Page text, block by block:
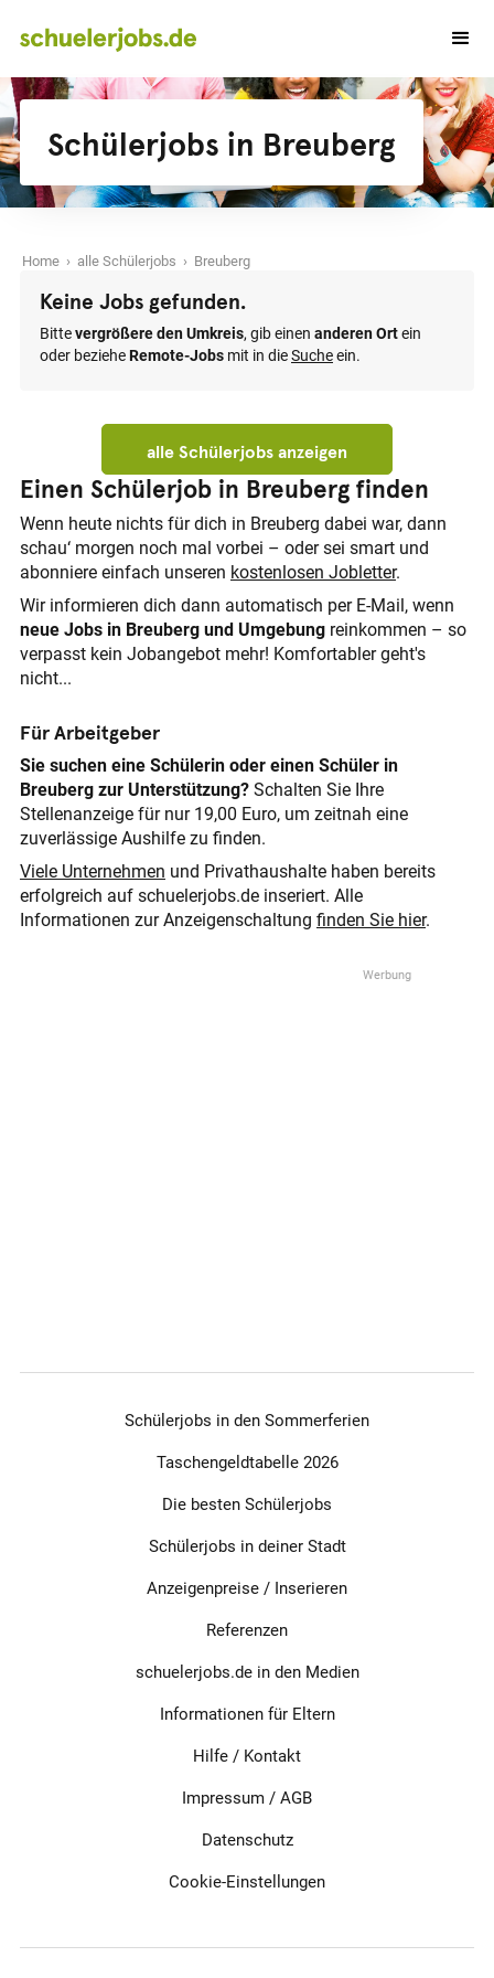
Schülerjobs in Breuberg
Home › alle Schülerjobs › Breuberg
Keine Jobs gefunden.
Bittevergrößere den Umkreis, gib einen anderen Ortein
oder bezieheRemote-Jobs mit in dieSucheein.
alle Schülerjobs anzeigen
Einen Schülerjob in Breuberg finden
Wenn heute nichts für dich in Breuberg dabei war, dann
schau‘ morgen noch mal vorbei – oder sei smart und
abonniere einfach unseren kostenlosen Jobletter.
Wir informieren dich dann automatisch per E-Mail, wenn
neue Jobs in Breuberg und Umgebung reinkommen – so
verpasst kein Jobangebot mehr! Komfortabler geht's
nicht...
Für Arbeitgeber
Sie suchen eine Schülerin oder einen Schüler in
Breuberg zur Unterstützung? Schalten Sie Ihre
Stellenanzeige für nur 19,00 Euro, um zeitnah eine
zuverlässige Aushilfe zu finden.
Viele Unternehmen und Privathaushalte haben bereits
erfolgreich auf schuelerjobs.de inseriert. Alle
Informationen zur Anzeigenschaltung finden Sie hier.
Schülerjobs in den Sommerferien
Taschengeldtabelle 2026
Die besten Schülerjobs
Schülerjobs in deiner Stadt
Anzeigenpreise / Inserieren
Referenzen
schuelerjobs.de in den Medien
Informationen für Eltern
Hilfe / Kontakt
Impressum / AGB
Datenschutz
Cookie-Einstellungen